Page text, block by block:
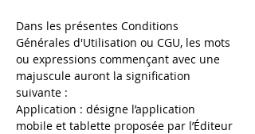
Dans les présentes Conditions
Générales d'Utilisation ou CGU, les mots
ou expressions commençant avec une
majuscule auront la signification
suivante :
Application : désigne l’application
mobile et tablette proposée par l’Éditeur